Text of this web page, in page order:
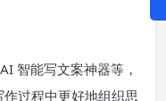
智能写文案神器等，
过程中更好地组织思